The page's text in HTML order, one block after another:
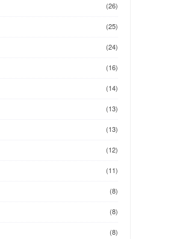
(26)
(25)
(24)
(16)
(14)
(13)
(13)
(12)
(11)
(8)
(8)
(8)